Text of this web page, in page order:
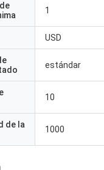
1
USD
estándar
10
de la 1000